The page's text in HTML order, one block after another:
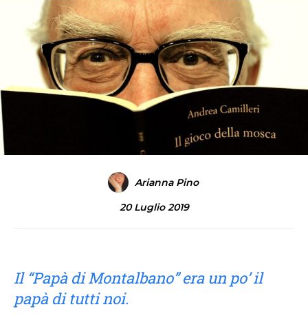
Arianna Pino
20 Luglio 2019
Il “Papà di Montalbano” era un po’ il
papà di tutti noi.